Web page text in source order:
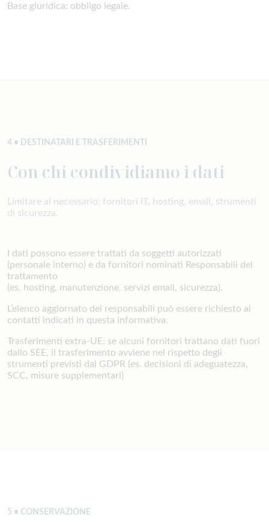
Base giuridica: obbligo legale.
4 • DESTINATARI E TRASFERIMENTI
Con chi condividiamo i dati
Limitare al necessario: fornitori IT, hosting, email, strumenti
di sicurezza.
I dati possono essere trattati da soggetti autorizzati
(personale interno) e da fornitori nominati Responsabili del
trattamento
(es. hosting, manutenzione, servizi email, sicurezza).
L’elenco aggiornato dei responsabili può essere richiesto ai
contatti indicati in questa informativa.
Trasferimenti extra-UE: se alcuni fornitori trattano dati fuori
dallo SEE, il trasferimento avviene nel rispetto degli
strumenti previsti dal GDPR (es. decisioni di adeguatezza,
SCC, misure supplementari)
5 • CONSERVAZIONE